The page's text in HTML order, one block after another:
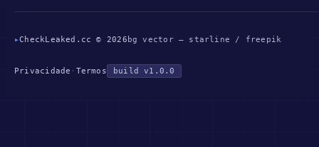
▸CheckLeaked.cc © 2026 bg vector — starline / freepik
Privacidade · Termos build v1.0.0